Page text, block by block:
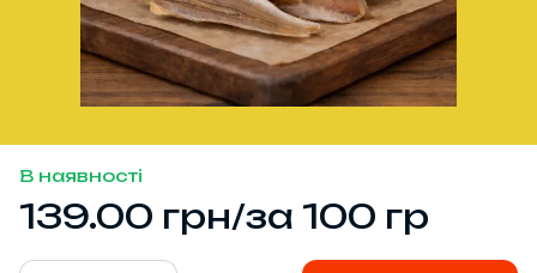
В наявності
139.00 грн/за 100 гр